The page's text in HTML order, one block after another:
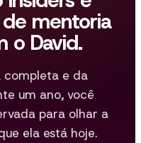
mentoria
o David.
completa e da
um ano, você
para olhar a
ela está hoje.